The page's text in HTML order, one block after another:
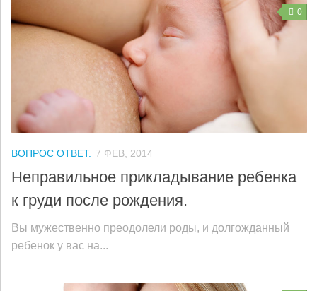
0
ВОПРОС ОТВЕТ. 7 ФЕВ, 2014
Неправильное прикладывание ребенка
к груди после рождения.
Вы мужественно преодолели роды, и долгожданный
ребенок у вас на...